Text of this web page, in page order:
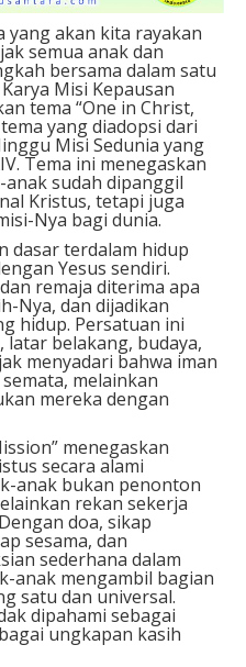
yang akan kita rayakan
semua anak dan
bersama dalam satu
Misi Kepausan
tema “One in Christ,
yang diadopsi dari
Misi Sedunia yang
Tema ini menegaskan
anak sudah dipanggil
Kristus, tetapi juga
Nya bagi dunia.
dasar terdalam hidup
Yesus sendiri.
remaja diterima apa
Nya, dan dijadikan
hidup. Persatuan ini
latar belakang, budaya,
menyadari bahwa iman
melainkan
mereka dengan
menegaskan
secara alami
anak bukan penonton
rekan sekerja
doa, sikap
sesama, dan
sederhana dalam
anak mengambil bagian
satu dan universal.
dipahami sebagai
ungkapan kasih